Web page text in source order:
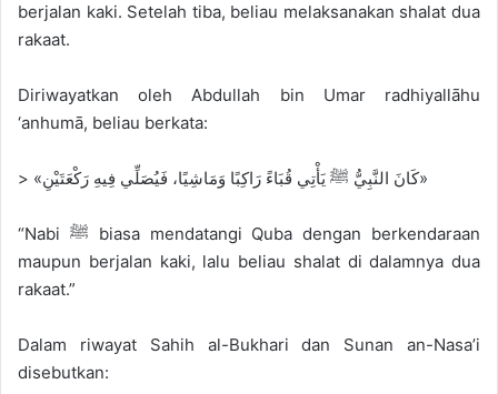
berjalan kaki. Setelah tiba, beliau melaksanakan shalat dua
rakaat.
Diriwayatkan oleh Abdullah bin Umar radhiyallāhu
‘anhumā, beliau berkata:
> «كَانَ النَّبِيُّ ﷺ يَأْتِي قُبَاءً رَاكِبًا وَمَاشِيًا، فَيُصَلِّي فِيهِ رَكْعَتَيْنِ»
“Nabi ﷺ biasa mendatangi Quba dengan berkendaraan
maupun berjalan kaki, lalu beliau shalat di dalamnya dua
rakaat.”
Dalam riwayat Sahih al-Bukhari dan Sunan an-Nasa’i
disebutkan: